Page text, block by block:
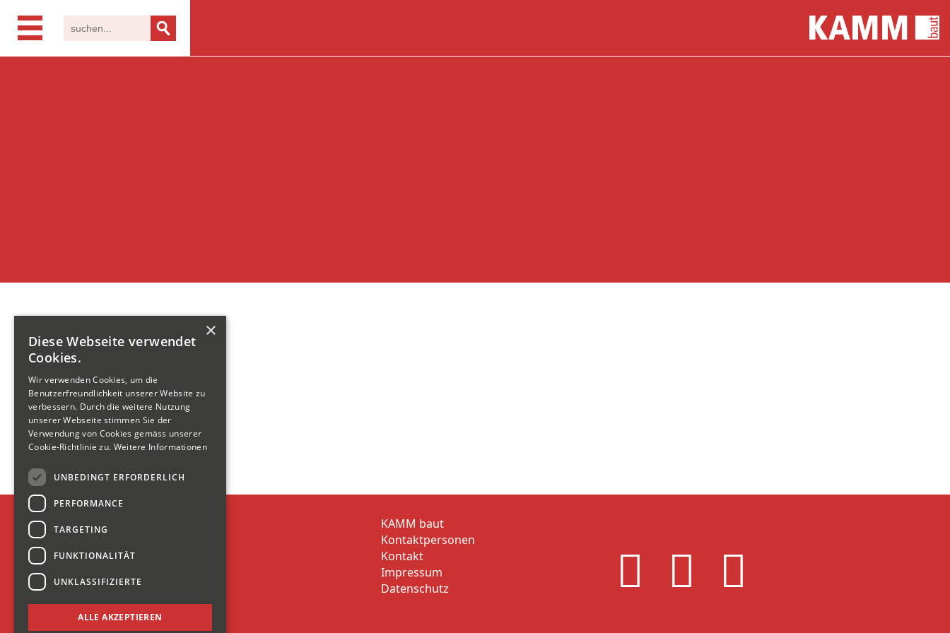
E.KAMM AG
8874 Mühlehorn
info@kamm-baut.ch
KAMM baut
Kontaktpersonen
Kontakt
Impressum
Datenschutz
×
Diese Webseite verwendet
Cookies.
Wir verwenden Cookies, um die
Benutzerfreundlichkeit unserer Website zu
verbessern. Durch die weitere Nutzung
unserer Webseite stimmen Sie der
Verwendung von Cookies gemäss unserer
Cookie-Richtlinie zu. Weitere Informationen
UNBEDINGT ERFORDERLICH
PERFORMANCE
TARGETING
FUNKTIONALITÄT
UNKLASSIFIZIERTE
ALLE AKZEPTIEREN